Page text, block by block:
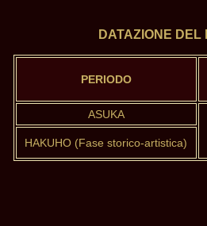
DATAZIONE
PERIODO
ASUKA
HAKUHO (Fase storico-artistica)